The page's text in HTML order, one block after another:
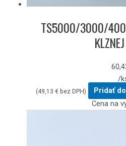
TS5000/3000/
/
(49,13€ bez DPH) Pridať
Cena na